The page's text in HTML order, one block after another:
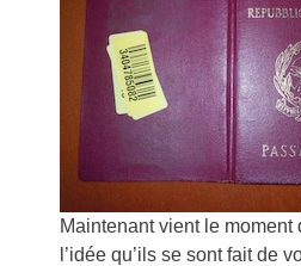
Maintenant vient le moment
l’idée qu’ils se sont fait de